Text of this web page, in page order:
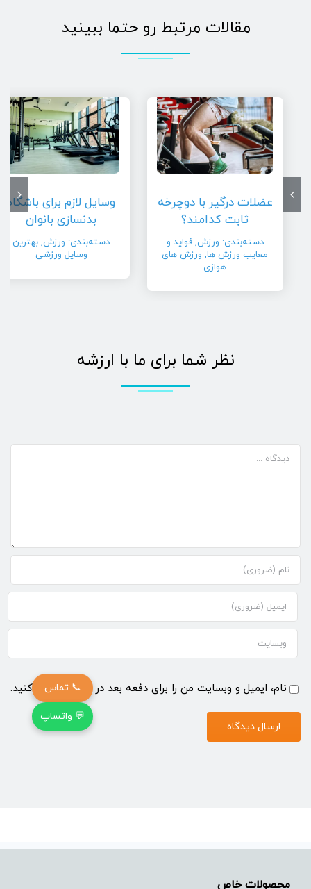
مقالات مرتبط رو حتما ببینید
عضلات درگیر با دوچرخه
ثابت کدامند؟
دسته‌بندی: ورزش,فواید و
معایب ورزش ها, ورزش های
هوازی
وسایل لازم برای باشگاه
بدنسازی بانوان
دسته‌بندی: ورزش, بهترین
وسایل ورزشی
نظر شما برای ما با ارزشه
دیدگاه
نام، ایمیل و وبسایت من را برای دفعه بعد در مرورگر ذخیره کنید.
محصولات خاص
📞 تماس
💬 واتساپ